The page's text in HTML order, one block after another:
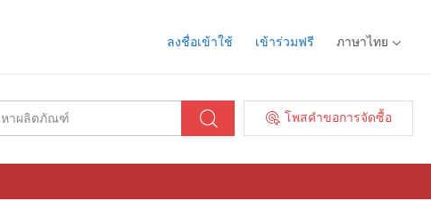
ลงชื่อเข้าใช้ เข้าร่วมฟรี ภาษาไทย
โพสคำขอการจัดซื้อ